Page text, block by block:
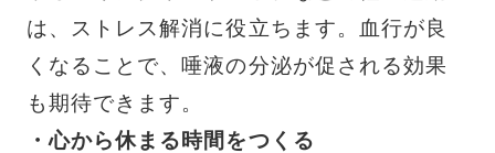
は、ストレス解消に役立ちます。血行が良
くなることで、唾液の分泌が促される効果
も期待できます。
・心から休まる時間をつくる